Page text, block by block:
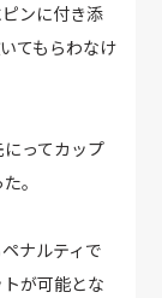
ンに付き添
てもらわなけ
ってカップ
。
ナルティで
が可能とな